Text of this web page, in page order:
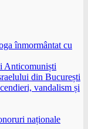
înmormântat cu
Anticomuniști
din București
vandalism și
naționale